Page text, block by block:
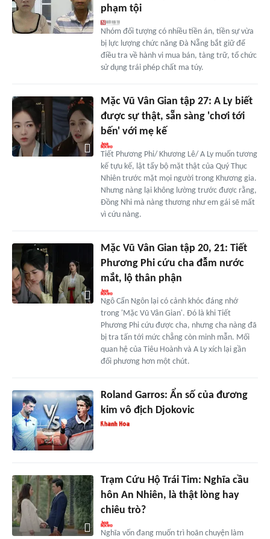
phạm tội
Nhóm đối tượng có nhiều tiền án, tiền sự vừa
bị lực lượng chức năng Đà Nẵng bắt giữ để
điều tra về hành vi mua bán, tàng trữ, tổ chức
sử dụng trái phép chất ma túy.
Mặc Vũ Vân Gian tập 27: A Ly biết
được sự thật, sẵn sàng 'chơi tới
bến' với mẹ kế
Tiết Phương Phi/ Khương Lê/ A Ly muốn tương
kế tựu kế, lật tẩy bộ mặt thật của Quý Thục
Nhiên trước mặt mọi người trong Khương gia.
Nhưng nàng lại không lường trước được rằng,
Đồng Nhi mà nàng thương như em gái sẽ mất
vì cứu nàng.
Mặc Vũ Vân Gian tập 20, 21: Tiết
Phương Phi cứu cha đẫm nước
mắt, lộ thân phận
Ngô Cẩn Ngôn lại có cảnh khóc đáng nhớ
trong 'Mặc Vũ Vân Gian'. Đó là khi Tiết
Phương Phi cứu được cha, nhưng cha nàng đã
bị tra tấn tới mức chẳng còn minh mẫn. Mối
quan hệ của Tiêu Hoành và A Ly xích lại gần
đối phương hơn một chút.
Roland Garros: Ẩn số của đương
kim vô địch Djokovic
Trạm Cứu Hộ Trái Tim: Nghĩa cầu
hôn An Nhiên, là thật lòng hay
chiêu trò?
Nghĩa vốn đang muốn trì hoãn chuyện làm